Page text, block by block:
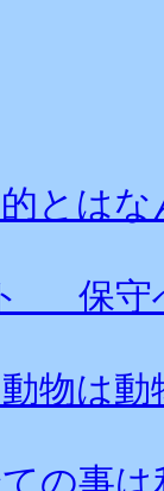
とはな
保守
物は動
事は